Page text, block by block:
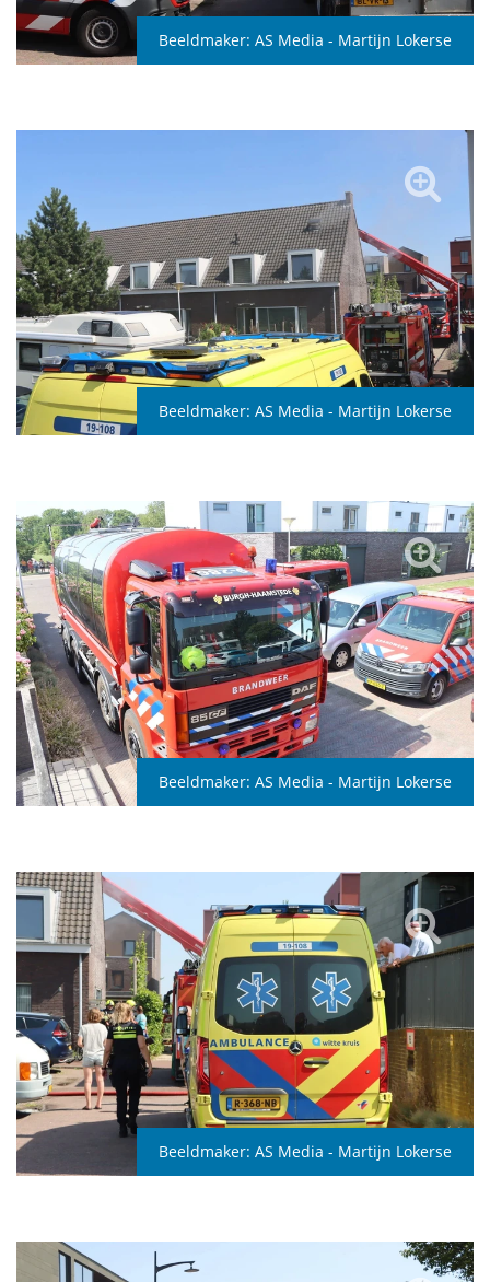
Beeldmaker: AS Media - Martijn Lokerse
Beeldmaker: AS Media - Martijn Lokerse
Beeldmaker: AS Media - Martijn Lokerse
Beeldmaker: AS Media - Martijn Lokerse